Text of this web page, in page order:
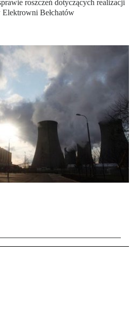
roszczeń dotyczących realizacji
Bełchatów